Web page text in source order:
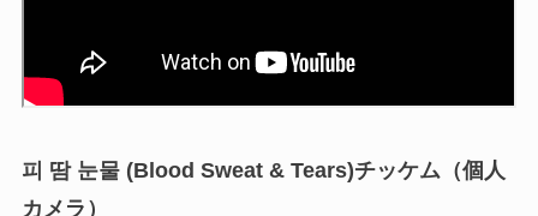
피 땀 눈물 (Blood Sweat & Tears)チッケム（個人
カメラ）